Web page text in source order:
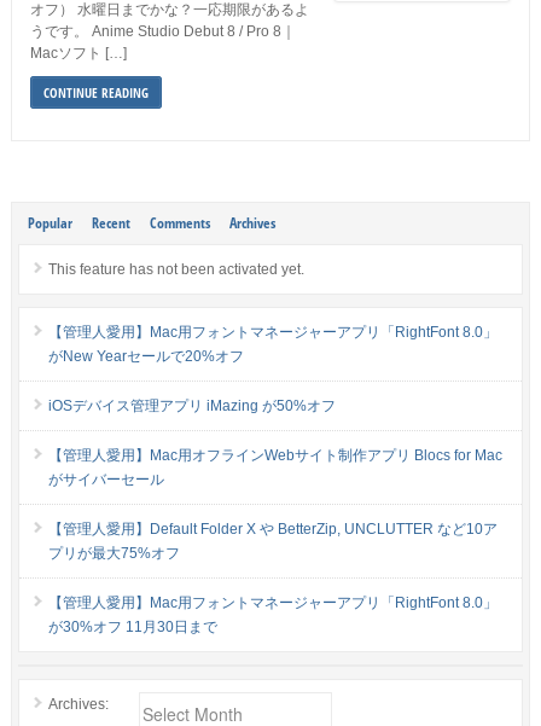
オフ） 水曜日までかな？一応期限があるよ
うです。 Anime Studio Debut 8 / Pro 8｜
Macソフト […]
CONTINUE READING
Popular Recent Comments Archives
This feature has not been activated yet.
【管理人愛用】Mac用フォントマネージャーアプリ「RightFont 8.0」
がNew Yearセールで20%オフ
iOSデバイス管理アプリ iMazing が50%オフ
【管理人愛用】Mac用オフラインWebサイト制作アプリ Blocs for Mac
がサイバーセール
【管理人愛用】Default Folder X や BetterZip, UNCLUTTER など10ア
プリが最大75%オフ
【管理人愛用】Mac用フォントマネージャーアプリ「RightFont 8.0」
が30%オフ 11月30日まで
Archives: